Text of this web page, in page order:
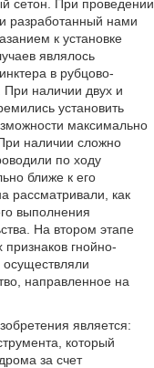
сетон. При проведении
разработанный нами
к установке
являлось
в рубцово-
наличии двух и
установить
максимально
наличии сложно
по ходу
ближе к его
рассматривали, как
выполнения
На втором этапе
гнойно-
осуществляли
направленное на
является:
который
за счет